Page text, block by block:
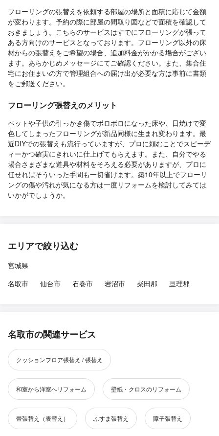
フローリングの張替えを依頼する部屋の場所と面積に応じて金額
が変わります。予約の際に部屋の間取り図などで面積を確認して
おきましょう。こちらのサービスはすでにフローリングが張って
ある方向けのサービスとなっております。フローリング以外の床
材からの張替えをご希望の場合、追加料金がかかる場合がござい
ます。あらかじめメッセージにてご確認ください。また、集合住
宅にお住まいの方で管理組合への届け出が必要な方は事前に書類
をご郵送ください。
フローリング張替えのメリット
ペットや子供の引っかき傷でボロボロになった床や、日焼けで変
色してしまったフローリングが新品同様に生まれ変わります。最
近DIYでの張替えも流行っていますが、プロに頼むことでスピーデ
ィーかつ確実にきれいに仕上げてもらえます。また、自分でやる
場合さまざまな道具や材料をそろえる必要がありますが、プロに
任せればそういった手間も一切省けます。築10年以上でフローリ
ングの傷や汚れが気になる方は一度リフォームを検討してみては
いかがでしょうか。
エリアで絞り込む
宮城県
名取市
仙台市 石巻市 岩沼市 柴田郡 亘理郡
名取市の関連サービス
クッションフロア張替え / 張替え
和室から洋室へリフォーム 壁紙・クロスのリフォーム
畳張替え（表替え） ふすま張替え 障子張替え